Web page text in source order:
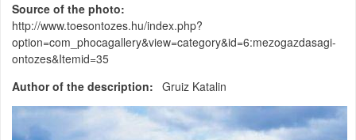
Source of the photo
http://www.toesontozes.hu/index.php?
option=com_phocagallery&view=category&id=6:mezogazdasagi-
ontozes&Itemid=35
Author of the description
Gruiz Katalin